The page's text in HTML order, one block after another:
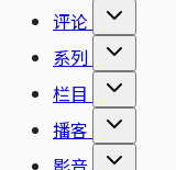
评论
系列
栏目
播客